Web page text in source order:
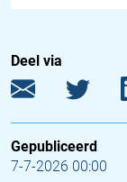
Deel via
Gepubliceerd
7-7-2026 00:00